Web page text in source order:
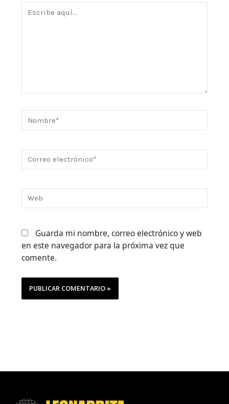
Escribe
Nombre*
Correo
electrónico*
Web
Guarda mi nombre, correo electrónico y web
en este navegador para la próxima vez que
comente.